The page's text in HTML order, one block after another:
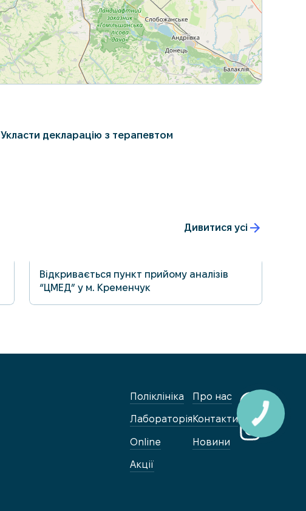
Leaflet |© OpenStreetMap contributors
Укласти декларацію з терапевтом
Дивитися усі
Відкривається пункт прийому аналізів
“ЦМЕД” у м. Кременчук
Поліклініка
Лабораторія
Online
Акції
Про нас
Контакти
Новини